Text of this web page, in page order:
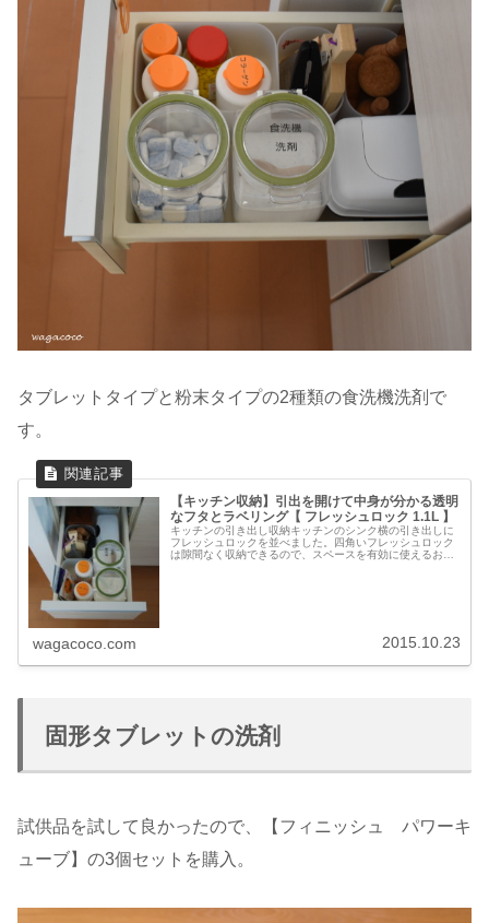
タブレットタイプと粉末タイプの2種類の食洗機洗剤で
す。
【キッチン収納】引出を開けて中身が分かる透明
なフタとラベリング【 フレッシュロック 1.1L 】
キッチンの引き出し収納キッチンのシンク横の引き出しに
フレッシュロックを並べました。四角いフレッシュロック
は隙間なく収納できるので、スペースを有効に使えるお気
wagacoco.com 2015.10.23
固形タブレットの洗剤
試供品を試して良かったので、【フィニッシュ パワーキ
ューブ】の3個セットを購入。